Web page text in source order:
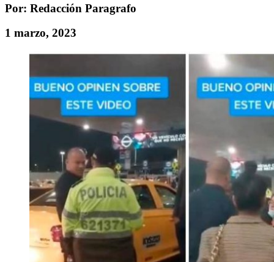
Por: Redacción Paragrafo
1 marzo, 2023